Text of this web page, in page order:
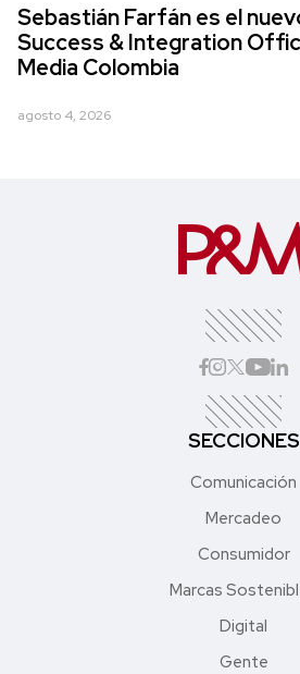
Sebastián Farfán es el
Success & Integration
Media Colombia
agosto 4, 2026
SECCIONES
Comunicación
Mercadeo
Consumidor
Marcas
Digital
Gente